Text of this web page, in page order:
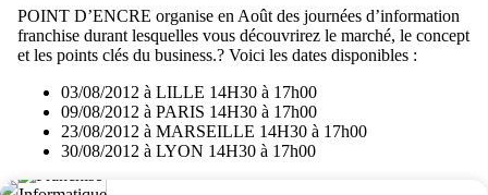
POINT D’ENCRE organise en Août des journées d’information
franchise durant lesquelles vous découvrirez le marché, le concept
et les points clés du business.? Voici les dates disponibles :
03/08/2012 à LILLE 14H30 à 17h00
09/08/2012 à PARIS 14H30 à 17h00
23/08/2012 à MARSEILLE 14H30 à 17h00
30/08/2012 à LYON 14H30 à 17h00